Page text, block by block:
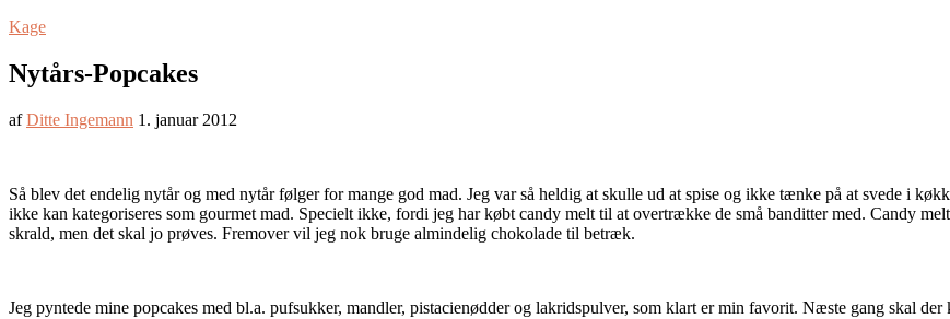
Kage
Nytårs-Popcakes
afDitte Ingemann 1. januar 2012
Så blev det endelig nytår og med nytår følger for mange god mad. Jeg var så heldig at skulle ud at spise og ikke tænke på at svede i
ikke kan kategoriseres som gourmet mad. Specielt ikke, fordi jeg har købt candy melt til at overtrække de små banditter med. Candy
skrald, men det skal jo prøves. Fremover vil jeg nok bruge almindelig chokolade til betræk.
Jeg pyntede mine popcakes med bl.a. pufsukker, mandler, pistacienødder og lakridspulver, som klart er min favorit. Næste gang skal